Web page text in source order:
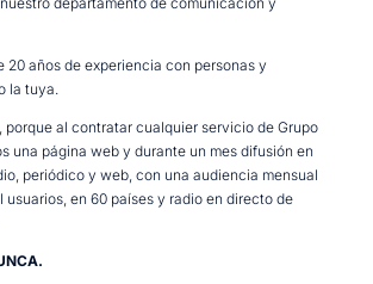
20 años de experiencia con personas y
la tuya.
porque al contratar cualquier servicio de Grupo
una página web y durante un mes difusión en
periódico y web, con una audiencia mensual
usuarios, en 60 países y radio en directo de